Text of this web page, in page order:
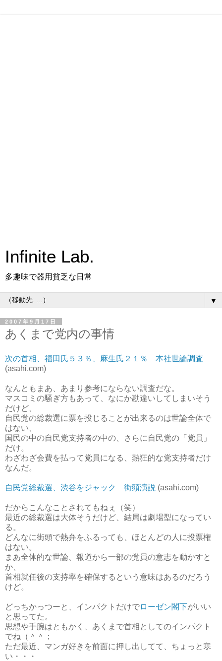
Infinite Lab.
多趣味で器用貧乏な日常
▼
2007年9月17日
あくまで党内の事情
次の首相、福田氏５３％、麻生氏２１％ 本社世論調査
(asahi.com)
なんともまあ、あまり参考にならない調査だな。
マスコミの騒ぎ方もあって、なにか勘違いしてしまいそう
だけど、
自民党の総裁選に票を投じることが出来るのは世論全体で
はない、
国民の中の自民党支持者の中の、さらに自民党の「党員」
だけ。
わざわざ会費を払って党員になる、熱狂的な党支持者だけ
なんだ。
自民党総裁選、渋谷をジャック 街頭演説 (asahi.com)
だからこんなことされてもねぇ（笑）
最近の総裁選は大体そうだけど、結局は劇場型になってい
る。
どんなに街頭で熱弁をふるっても、ほとんどの人に投票権
はない。
まあ全体的な世論、報道から一部の党員の意志を動かすと
か、
首相就任後の支持率を確保するという意味はあるのだろう
けど。
どっちかっつーと、インパクトだけでローゼン閣下がいい
と思ってた。
思想や手腕はともかく、あくまで首相としてのインパクト
でね（＾＾；
ただ最近、マンガ好きを前面に押し出してて、ちょっと寒
い・・・